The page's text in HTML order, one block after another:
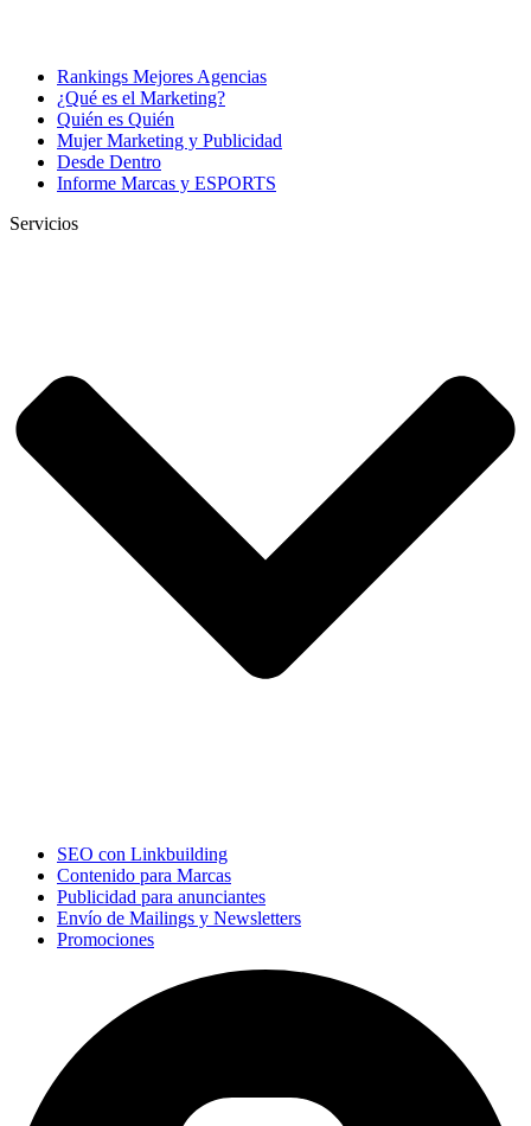
Rankings Mejores Agencias
¿Qué es el Marketing?
Quién es Quién
Mujer Marketing y Publicidad
Desde Dentro
Informe Marcas y ESPORTS
Servicios
SEO con Linkbuilding
Contenido para Marcas
Publicidad para anunciantes
Envío de Mailings y Newsletters
Promociones